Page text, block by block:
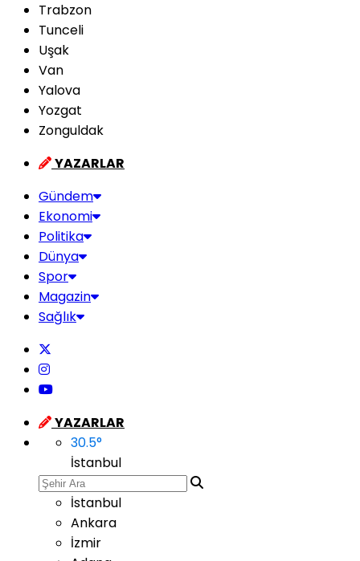
Trabzon
Tunceli
Uşak
Van
Yalova
Yozgat
Zonguldak
YAZARLAR
Gündem
Ekonomi
Politika
Dünya
Spor
Magazin
Sağlık
YAZARLAR
30.5°
İstanbul
İstanbul
Ankara
İzmir